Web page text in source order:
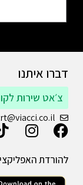
דברו איתנו
צ׳אט שירות
להורדת